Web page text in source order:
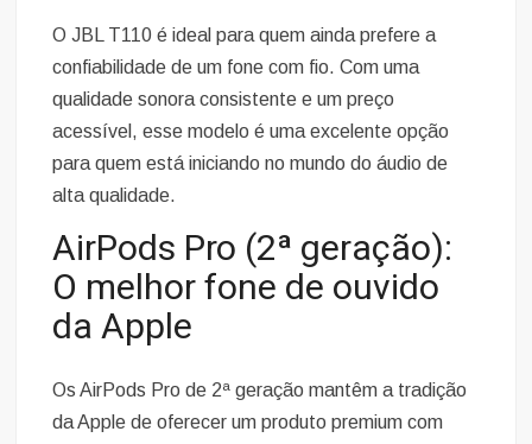
O JBL T110 é ideal para quem ainda prefere a
confiabilidade de um fone com fio. Com uma
qualidade sonora consistente e um preço
acessível, esse modelo é uma excelente opção
para quem está iniciando no mundo do áudio de
alta qualidade.
AirPods Pro (2ª geração):
O melhor fone de ouvido
da Apple
Os AirPods Pro de 2ª geração mantêm a tradição
da Apple de oferecer um produto premium com